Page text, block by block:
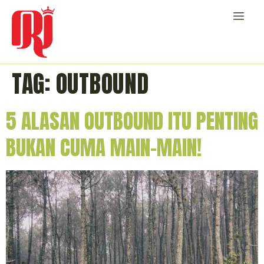
TAG:OUTBOUND
5 ALASAN OUTBOUND ITU PENTING
BUKAN CUMA MAIN-MAIN!